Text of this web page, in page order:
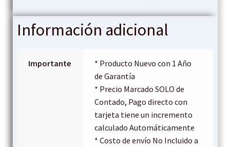
Información adicional
Importante
* Producto Nuevo con 1 Año
de Garantía
* Precio Marcado SOLO de
Contado, Pago directo con
tarjeta tiene un incremento
calculado Automáticamente
* Costo de envío No Incluido a